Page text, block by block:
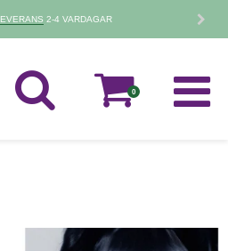
30 DAGARSRETURPOLICY
0